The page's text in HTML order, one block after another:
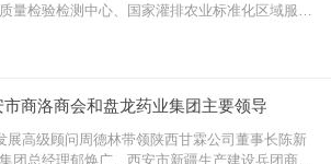
量检验检测中心、国家灌排农业标准化区域服务
商洛商会和盘龙药业集团主要领导
展高级顾问周德林带领陕西甘霖公司董事长陈新
团总经理郁焕广、西安市新疆生产建设兵团商会